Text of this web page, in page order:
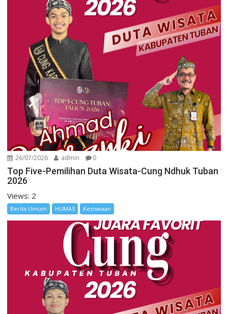
26/07/2026 admin 0
Top Five-Pemilihan Duta Wisata-Cung Ndhuk Tuban
2026
Views: 2
Berita Umum HUMAS Kesiswaan